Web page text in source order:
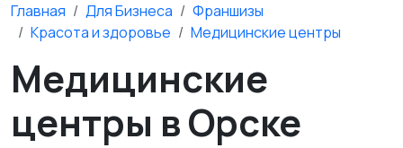
Главная Для Бизнеса
Франшизы
Красота и здоровье
Медицинские центры
Медицинские
центры в Орске